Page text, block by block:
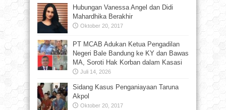
Hubungan Vanessa Angel dan Didi
Mahardhika Berakhir
Oktober 20, 2017
PT MCAB Adukan Ketua Pengadilan
Negeri Bale Bandung ke KY dan Bawas
MA, Soroti Hak Korban dalam Kasasi
Juli 14, 2026
Sidang Kasus Penganiayaan Taruna
Akpol
Oktober 20, 2017